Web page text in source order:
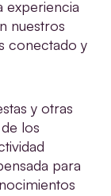
experiencia
nuestros
conectado y
y otras
los
para